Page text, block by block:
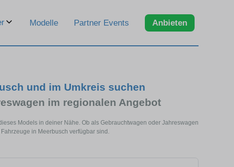
Modelle Partner Events Anbieten
und im Umkreis suchen
im regionalen Angebot
Models in deiner Nähe. Ob als Gebrauchtwagen oder Jahreswagen
in Meerbusch verfügbar sind.